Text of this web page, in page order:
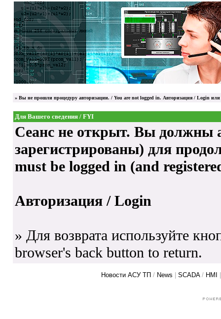
» Вы не прошли процедуру авторизации. / You are not logged in. Авторизация / Login
Для Вашего сведения / FYI
Сеанс не открыт. Вы должны
зарегистрированы) для
must be logged in (and
Авторизация / Login
» Для возврата используйте
browser's back button to return.
Новости АСУ ТП / News SCADA/ HMI